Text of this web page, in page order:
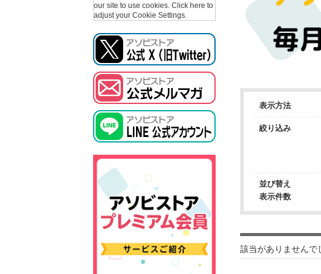
our site to use cookies. Click here to
adjust your Cookie Settings.
表示方法
絞り込み
並び替え
表示件数
該当がありませんで